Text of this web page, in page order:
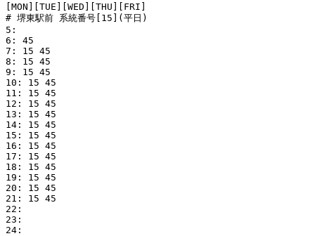
[MON][TUE][WED][THU][FRI]
# 堺東駅前 系統番号[15](平日)
5:
6: 45
7: 15 45
8: 15 45
9: 15 45
10: 15 45
11: 15 45
12: 15 45
13: 15 45
14: 15 45
15: 15 45
16: 15 45
17: 15 45
18: 15 45
19: 15 45
20: 15 45
21: 15 45
22:
23:
24: